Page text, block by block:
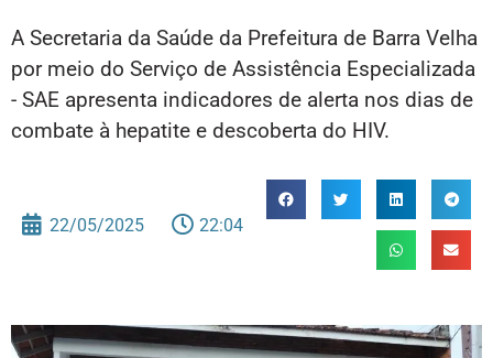
A Secretaria da Saúde da Prefeitura de Barra Velha
por meio do Serviço de Assistência Especializada
- SAE apresenta indicadores de alerta nos dias de
combate à hepatite e descoberta do HIV.
22/05/2025 22:04